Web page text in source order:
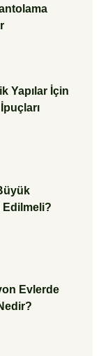
Yapılar İçin
Edilmeli?
Evlerde